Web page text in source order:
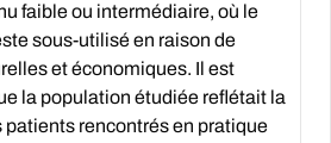
faible ou intermédiaire, où le
sous-utilisé en raison de
et économiques. Il est
la population étudiée reflétait la
rencontrés en pratique